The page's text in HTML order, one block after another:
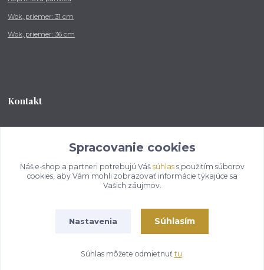
Wok, priemer: 31 cm
Wok, priemer: 36 cm
Kontakt
od 8:00 - do 16:00 hod
info@kotlikovesupravy.sk
Vytvorené na
Eshop-rychlo.sk
Spracovanie cookies
Náš e-shop a partneri potrebujú Váš súhlass použitím súborov
cookies, aby Vám mohli zobrazovať informácie týkajúce sa
Vašich záujmov.
Nastavenia Súhlasím
Súhlas môžete odmietnuť tu